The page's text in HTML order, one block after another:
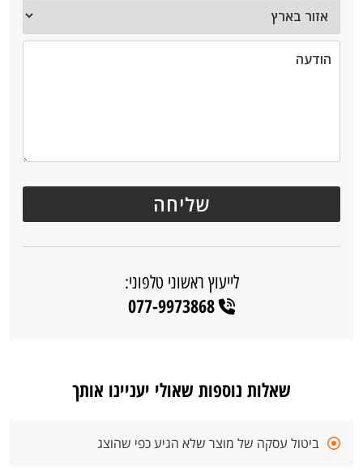
לייעוץ ראשוני טלפוני:
077-9973868
שאלות נוספות שאולי יעניינו אותך
ביטול עסקה של מוצר שלא הגיע כפי שהוצג